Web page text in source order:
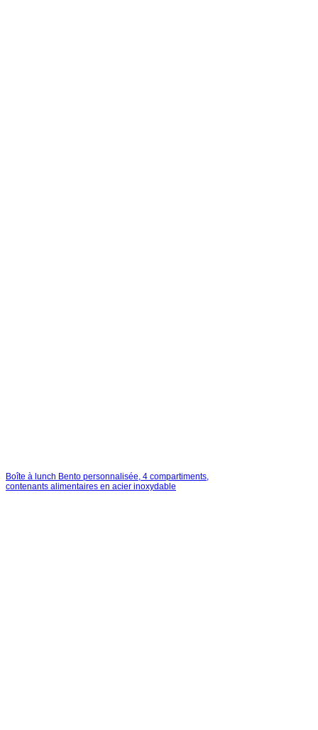
Boîte à lunch Bento personnalisée, 4 compartiments,
contenants alimentaires en acier inoxydable